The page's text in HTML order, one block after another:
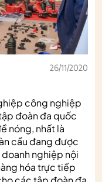
26/11/2020
công nghiệp
đoàn đa quốc
nóng, nhất là
cầu đang được
doanh nghiệp nội
hóa trực tiếp